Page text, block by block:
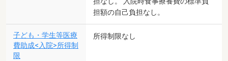
担額の自己負担なし。
子ども・学生等医療
費助成<入院>所得制
限
所得制限なし